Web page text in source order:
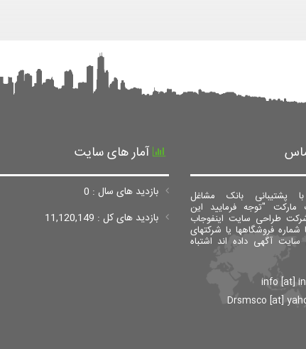
پشتیبانی بانک مشاغل
مارکت "توجه فرمایید این
طراحی سایت اینفوجاب
فروشگاهها یا شرکتهای
آگهی داده اند اشتباه
info [at]
Drsmsco [at]
آمار های سایت
بازدید های سال : 0
بازدید های کل : 11,120,149